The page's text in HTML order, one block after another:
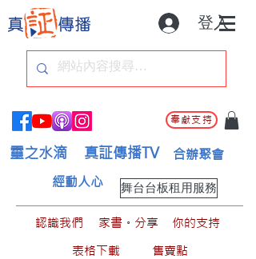
登入
奉獻支持
靈之水滴 真証傳播TV 合辦聚會
舞台台板租用服務
經動人心
認識我們 家書。分享
你的支持
表格下載
售賣點